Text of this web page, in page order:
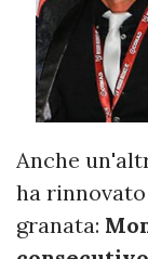
Anche
ha
granata: